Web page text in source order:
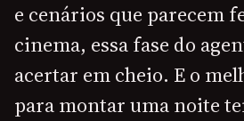
e cenários que parecem
cinema, essa fase do
acertar em cheio. E o
para montar uma noite